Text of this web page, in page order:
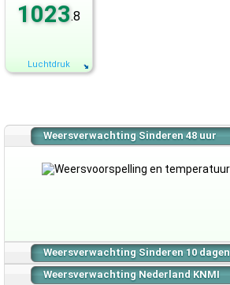
1023.8
Luchtdruk
Weersverwachting Sinderen 48 uur
Weersverwachting Sinderen 10 dagen
Weersverwachting Nederland KNMI